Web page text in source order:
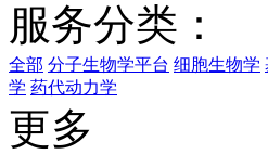
服务分类：
全部 分子生物学平台 细胞生物学
学 药代动力学
更多